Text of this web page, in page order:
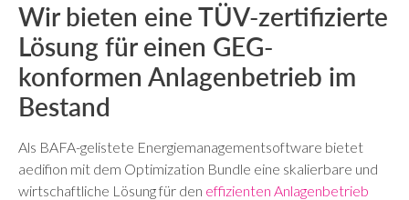
Wir bieten eine TÜV-zertifizierte
Lösung für einen GEG-
konformen Anlagenbetrieb im
Bestand
Als BAFA-gelistete Energiemanagementsoftware bietet
aedifion mit dem Optimization Bundle eine skalierbare und
wirtschaftliche Lösung für den effizienten Anlagenbetrieb